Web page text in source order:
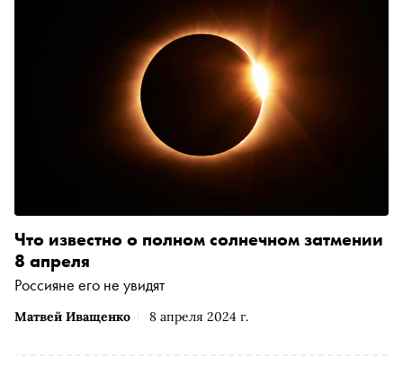
Матвей Иващенко 8 апреля 2024 г.
Что известно о полном солнечном затмении
8 апреля
Россияне его не увидят